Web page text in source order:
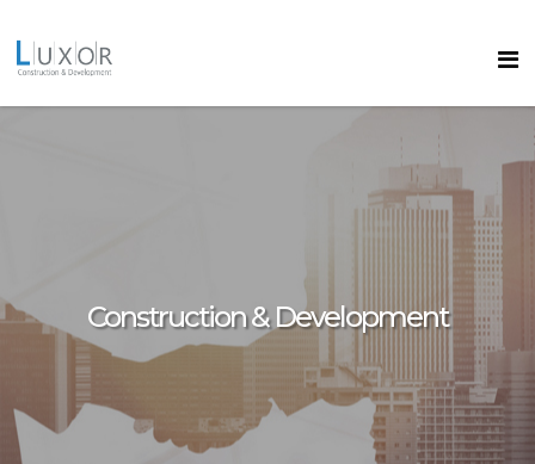
바로가기
Construction & Development